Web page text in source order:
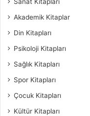
Akademik Kitaplar
Din Kitapları
Psikoloji Kitapları
Sağlık Kitapları
Spor Kitapları
Çocuk Kitapları
Kültür Kitapları